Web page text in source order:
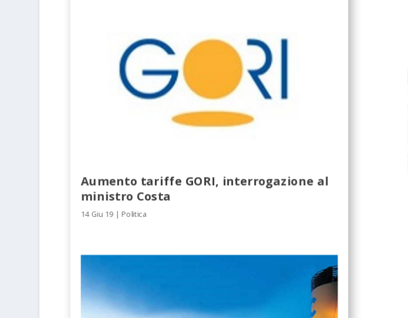
Aumento tariffe GORI, interrogazione al
ministro Costa
14 Giu 19| Politica